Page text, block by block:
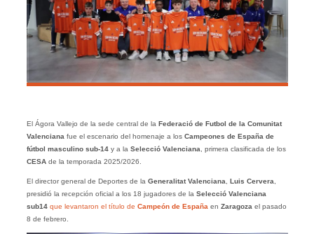
El Ágora Vallejo de la sede central de la Federació de Futbol de la Comunitat
Valenciana fue el escenario del homenaje a los Campeones de España de
fútbol masculino sub-14y a la Selecció Valenciana , primera clasificada de los
CESAde la temporada 2025/2026.
El director general de Deportes de la Generalitat Valenciana Luis Cervera
presidió la recepción oficial a los 18 jugadores de la Selecció Valenciana
sub14 que levantaron el título de Campeón de España en Zaragoza el pasado
8 de febrero.